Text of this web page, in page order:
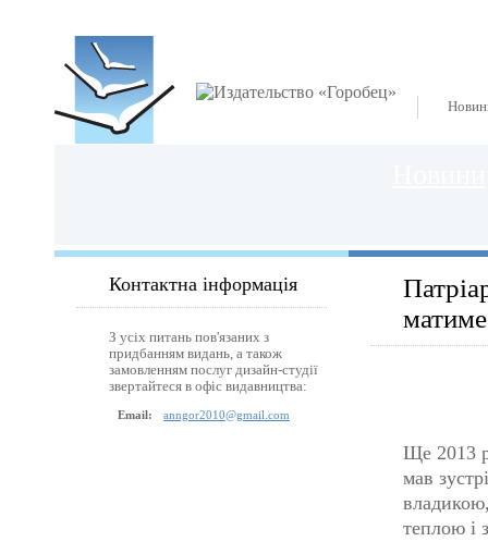
Контактна інформація
З усіх питань пов'язаних з
придбанням видань, а також
замовленням послуг дизайн-студії
звертайтеся в офіс видавництва:
Email: anngor2010@gmail.com
Ще 2013
мав
теплою і